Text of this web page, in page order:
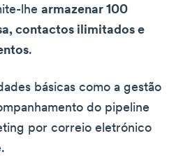
lhe armazenar 100
contactos ilimitados e
.
básicas como a gestão
do pipeline
por correio eletrónico